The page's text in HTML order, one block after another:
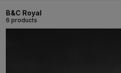
B&C Royal
6 products